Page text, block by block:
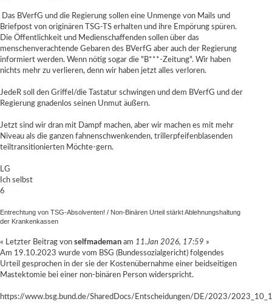
Das BVerfG und die Regierung sollen eine Unmenge von Mails und
Briefpost von originären TSG-TS erhalten und ihre Empörung spüren.
Die Öffentlichkeit und Medienschaffenden sollen über das
menschenverachtende Gebaren des BVerfG aber auch der Regierung
informiert werden. Wenn nötig sogar die "B***-Zeitung". Wir haben
nichts mehr zu verlieren, denn wir haben jetzt alles verloren.
JedeR soll den Griffel/die Tastatur schwingen und dem BVerfG und der
Regierung gnadenlos seinen Unmut äußern.
Jetzt sind wir dran mit Dampf machen, aber wir machen es mit mehr
Niveau als die ganzen fahnenschwenkenden, trillerpfeifenblasenden
teiltransitionierten Möchte-gern.
LG
Ich selbst
6
Entrechtung von TSG-Absolventen! / Non-Binären Urteil stärkt Ablehnungshaltung
der Krankenkassen
« Letzter Beitrag von selfmademan am 11.Jan 2026, 17:59 »
Am 19.10.2023 wurde vom BSG (Bundessozialgericht) folgendes
Urteil gesprochen in der sie der Kostenübernahme einer beidseitigen
Mastektomie bei einer non-binären Person widerspricht.
https://www.bsg.bund.de/SharedDocs/Entscheidungen/DE/2023/